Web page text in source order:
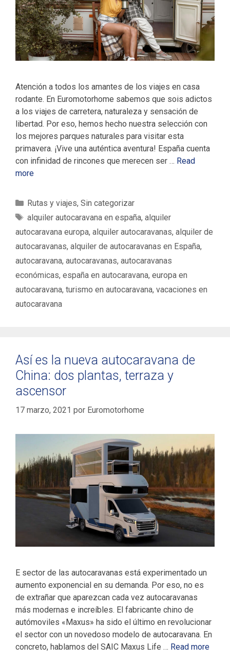
Atención a todos los amantes de los viajes en casa
rodante. En Euromotorhome sabemos que sois adictos
a los viajes de carretera, naturaleza y sensación de
libertad. Por eso, hemos hecho nuestra selección con
los mejores parques naturales para visitar esta
primavera. ¡Vive una auténtica aventura! España cuenta
con infinidad de rincones que merecen ser … Read
more
C
a
g
o
r
í
a
Rutas y viajes, Sin categorizar
E
t
u
e
t
a
alquiler autocaravana en españa, alquiler
autocaravana europa, alquiler autocaravanas, alquiler de
autocaravanas, alquiler de autocaravanas en España,
autocaravana, autocaravanas, autocaravanas
económicas, españa en autocaravana, europa en
autocaravana, turismo en autocaravana, vacaciones en
autocaravana
Así es la nueva autocaravana de
China: dos plantas, terraza y
ascensor
17 marzo, 2021 por Euromotorhome
E sector de las autocaravanas está experimentado un
aumento exponencial en su demanda. Por eso, no es
de extrañar que aparezcan cada vez autocaravanas
más modernas e increíbles. El fabricante chino de
autómoviles «Maxus» ha sido el último en revolucionar
el sector con un novedoso modelo de autocaravana. En
concreto, hablamos del SAIC Maxus Life … Read more